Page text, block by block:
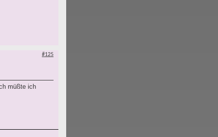
#125
müßte ich